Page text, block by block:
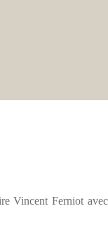
Vincent Ferniot